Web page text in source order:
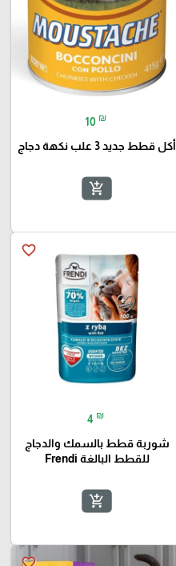
10 ₪
أكل قطط جديد 3 علب نكهة دجاج
add_shopping_cart
favorite_border
4 ₪
شوربة قطط بالسمك والدجاج
للقطط البالغة Frendi
add_shopping_cart